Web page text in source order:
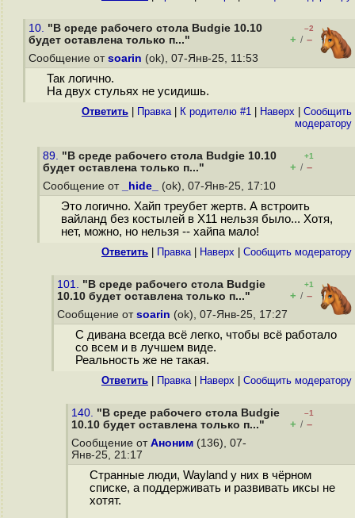
10. "В среде рабочего стола Budgie 10.10
будет оставлена только п..."
–2
+ / –
Сообщение от soarin (ok), 07-Янв-25, 11:53
Так логично.
На двух стульях не усидишь.
Ответить Правка| К родителю #1 Наверх
Cообщить
модератору
89. "В среде рабочего стола Budgie 10.10
будет оставлена только п..."
+1
+ / –
Сообщение от
_hide_ (ok), 07-Янв-25, 17:10
Это логично. Хайп треубет жертв. А встроить
вайланд без костылей в X11 нельзя было... Хотя,
нет, можно, но нельзя -- хайпа мало!
Ответить Правка| Наверх Cообщить модератору
101. "В среде рабочего стола Budgie
10.10 будет оставлена только п..."
+1
+ / –
Сообщение от soarin (ok), 07-Янв-25, 17:27
С дивана всегда всё легко, чтобы всё работало
со всем и в лучшем виде.
Реальность же не такая.
Ответить Правка| Наверх Cообщить модератору
140. "В среде рабочего стола Budgie
10.10 будет оставлена только п..."
–1
+ / –
Сообщение от Аноним (136), 07-
Янв-25, 21:17
Странные люди, Wayland у них в чёрном
списке, а поддерживать и развивать иксы не
хотят.